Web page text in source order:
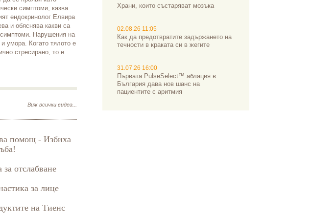
симптоми, казва
ендокринолог Елвира
и обяснява какви са
симптоми. Нарушения на
умора. Когато тялото е
стресирано, то е
помощ - Избиха
за отслабване
за лице
на Тиенс
Виж всички видеа...
Храни, които състаряват мозъка
02.08.26 11:05
Как да предотвратите задържането на
течности в краката си в жегите
31.07.26 16:00
Първата PulseSelect™ аблация в
България дава нов шанс на
пациентите с аритмия